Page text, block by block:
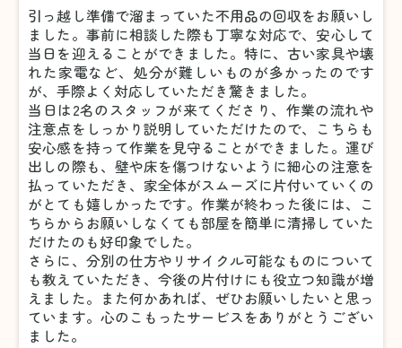
引っ越し準備で溜まっていた不用品の回収をお願いし
ました。事前に相談した際も丁寧な対応で、安心して
当日を迎えることができました。特に、古い家具や壊
れた家電など、処分が難しいものが多かったのです
が、手際よく対応していただき驚きました。
当日は2名のスタッフが来てくださり、作業の流れや
注意点をしっかり説明していただけたので、こちらも
安心感を持って作業を見守ることができました。運び
出しの際も、壁や床を傷つけないように細心の注意を
払っていただき、家全体がスムーズに片付いていくの
がとても嬉しかったです。作業が終わった後には、こ
ちらからお願いしなくても部屋を簡単に清掃していた
だけたのも好印象でした。
さらに、分別の仕方やリサイクル可能なものについて
も教えていただき、今後の片付けにも役立つ知識が増
えました。また何かあれば、ぜひお願いしたいと思っ
ています。心のこもったサービスをありがとうござい
ました。